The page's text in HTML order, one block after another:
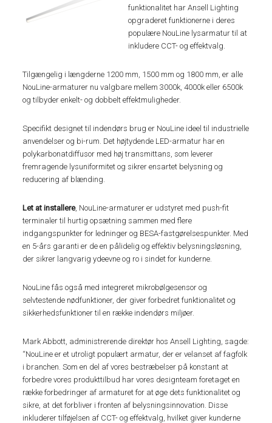
funktionalitet har Ansell Lighting
opgraderet funktionerne i deres
populære NouLine lysarmatur til at
inkludere CCT- og effektvalg.
Tilgængelig i længderne 1200 mm, 1500 mm og 1800 mm, er alle
NouLine-armaturer nu valgbare mellem 3000k, 4000k eller 6500k
og tilbyder enkelt- og dobbelt effektmuligheder.
Specifikt designet til indendørs brug er NouLine ideel til industrielle
anvendelser og bi-rum. Det højtydende LED-armatur har en
polykarbonatdiffusor med høj transmittans, som leverer
fremragende lysuniformitet og sikrer ensartet belysning og
reducering af blænding.
Let at installere, NouLine-armaturer er udstyret med push-fit
terminaler til hurtig opsætning sammen med flere
indgangspunkter for ledninger og BESA-fastgørelsespunkter. Med
en 5-års garanti er de en pålidelig og effektiv belysningsløsning,
der sikrer langvarig ydeevne og ro i sindet for kunderne.
NouLine fås også med integreret mikrobølgesensor og
selvtestende nødfunktioner, der giver forbedret funktionalitet og
sikkerhedsfunktioner til en række indendørs miljøer.
Mark Abbott, administrerende direktør hos Ansell Lighting, sagde:
“NouLine er et utroligt populært armatur, der er velanset af fagfolk
i branchen. Som en del af vores bestræbelser på konstant at
forbedre vores produkttilbud har vores designteam foretaget en
række forbedringer af armaturet for at øge dets funktionalitet og
sikre, at det forbliver i fronten af belysningsinnovation. Disse
inkluderer tilføjelsen af CCT- og effektvalg, hvilket giver kunderne